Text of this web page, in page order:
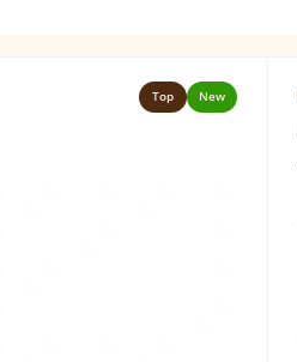
Top New